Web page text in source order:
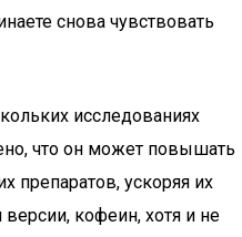
снова чувствовать
исследованиях
что он может повышать
препаратов, ускоряя их
кофеин, хотя и не